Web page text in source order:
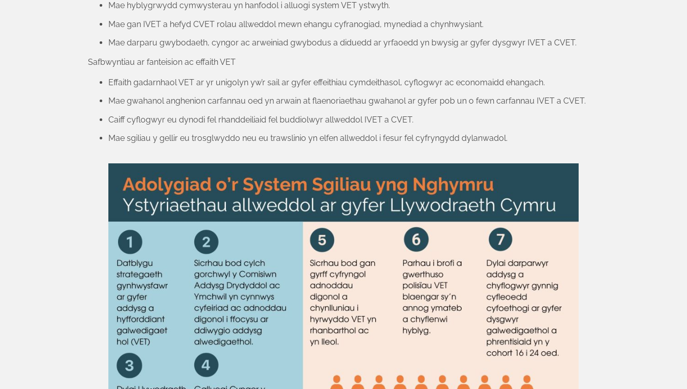
Mae hyblygrwydd cymwysterau yn hanfodol i alluogi system VET ystwyth.
Mae gan IVET a hefyd CVET rolau allweddol mewn ehangu cyfranogiad, mynediad a chynhwysiant.
Mae darparu gwybodaeth, cyngor ac arweiniad gwybodus a diduedd ar yrfaoedd yn bwysig ar gyfer dysgwyr IVET a CVET.
Safbwyntiau ar fanteision ac effaith VET
Effaith gadarnhaol VET ar yr unigolyn yw’r sail ar gyfer effeithiau cymdeithasol, cyflogwyr ac economaidd ehangach.
Mae gwahanol anghenion carfannau oed yn arwain at flaenoriaethau gwahanol ar gyfer pob un o fewn carfannau IVET a CVET.
Caiff cyflogwyr eu dynodi fel rhanddeiliaid fel buddiolwyr allweddol IVET a CVET.
Mae sgiliau y gellir eu trosglwyddo neu eu trawslinio yn elfen allweddol i fesur fel cyfryngydd dylanwadol.